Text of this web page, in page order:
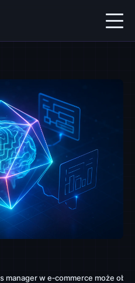
manager w e‑commerce może